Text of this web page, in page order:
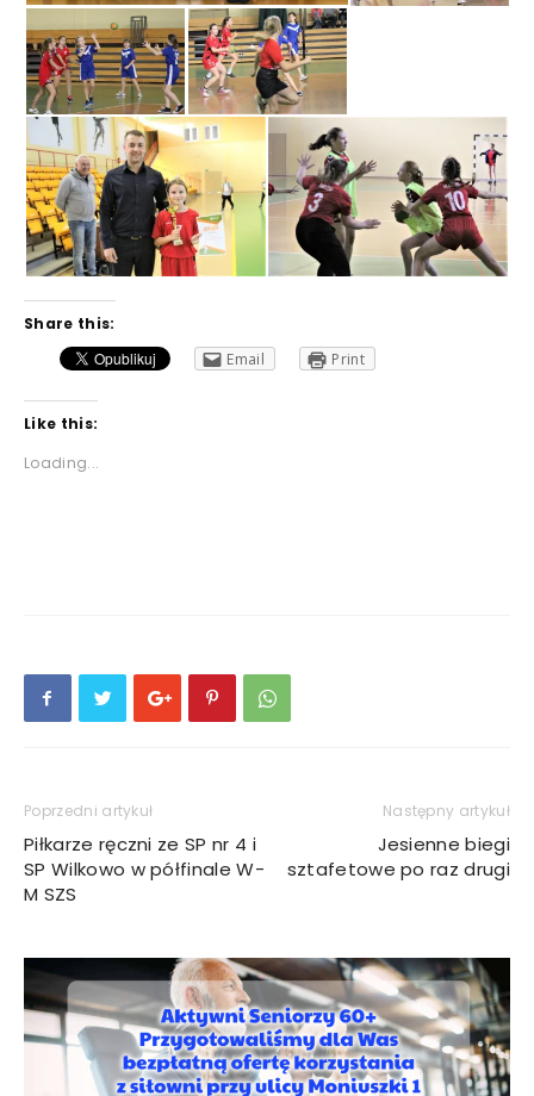
Share this:
Email
Print
Like this:
Loading...
Poprzedni artykuł
Piłkarze ręczni ze SP nr 4 i
SP Wilkowo w półfinale W-
M SZS
Następny artykuł
Jesienne biegi
sztafetowe po raz drugi